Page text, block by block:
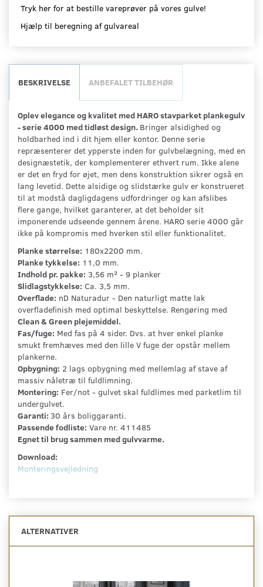
Tryk her for at bestille vareprøver på vores gulve!
Hjælp til beregning af gulvareal
BESKRIVELSE ANBEFALET TILBEHØR
Oplev elegance og kvalitet med HARO stavparket plankegulv
- serie 4000 med tidløst design. Bringer alsidighed og
holdbarhed ind i dit hjem eller kontor. Denne serie
repræsenterer det ypperste inden for gulvbelægning, med en
designæstetik, der komplementerer ethvert rum. Ikke alene
er det en fryd for øjet, men dens konstruktion sikrer også en
lang levetid. Dette alsidige og slidstærke gulv er konstrueret
til at modstå dagligdagens udfordringer og kan afslibes
flere gange, hvilket garanterer, at det beholder sit
imponerende udseende gennem årene. HARO serie 4000 går
ikke på kompromis med hverken stil eller funktionalitet.
Planke størrelse: 180x2200 mm.
Planke tykkelse: 11,0 mm.
Indhold pr. pakke: 3,56 m² - 9 planker
Slidlagstykkelse: Ca. 3,5 mm.
Overflade: nD Naturadur - Den naturligt matte lak
overfladefinish med optimal beskyttelse. Rengøring med
Clean & Green plejemiddel.
Fas/fuge: Med fas på 4 sider. Dvs. at hver enkel planke
smukt fremhæves med den lille V fuge der opstår mellem
plankerne.
Opbygning: 2 lags opbygning med mellemlag af stave af
massiv nåletræ til fuldlimning.
Montering: Fer/not - gulvet skal fuldlimes med parketlim til
undergulvet.
Garanti: 30 års boliggaranti.
Passende fodliste: Vare nr. 411485
Egnet til brug sammen med gulvvarme.
Download:
Monteringsvejledning
ALTERNATIVER